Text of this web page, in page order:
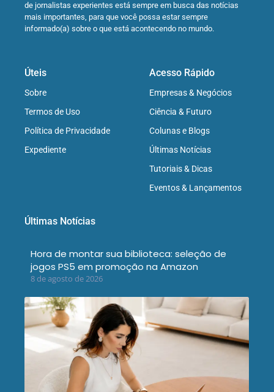
de jornalistas experientes está sempre em busca das notícias
mais importantes, para que você possa estar sempre
informado(a) sobre o que está acontecendo no mundo.
Úteis
Sobre
Termos de Uso
Política de Privacidade
Expediente
Acesso Rápido
Empresas & Negócios
Ciência & Futuro
Colunas e Blogs
Últimas Notícias
Tutoriais & Dicas
Eventos & Lançamentos
Últimas Notícias
Hora de montar sua biblioteca: seleção de
jogos PS5 em promoção na Amazon
8 de agosto de 2026